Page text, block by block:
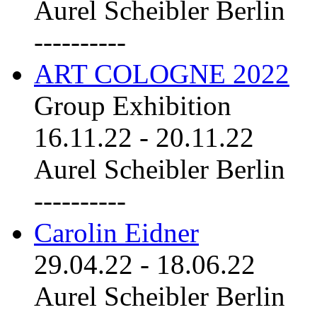
Aurel Scheibler Berlin
----------
ART COLOGNE 2022
Group Exhibition
16.11.22 - 20.11.22
Aurel Scheibler Berlin
----------
Carolin Eidner
29.04.22 - 18.06.22
Aurel Scheibler Berlin